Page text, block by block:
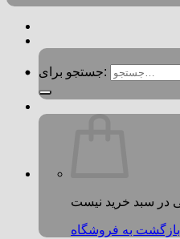
جستجو برای:
بازگشت به فروشگاه